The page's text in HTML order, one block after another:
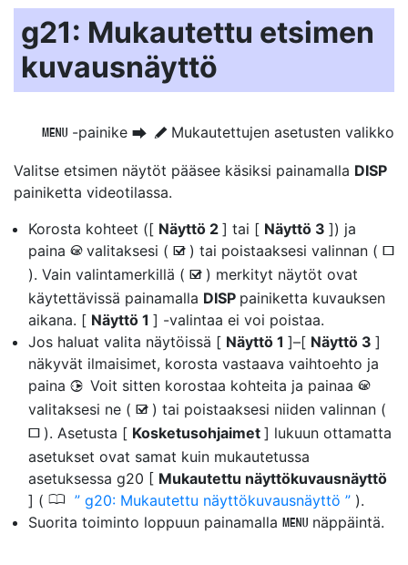
g21: Mukautettu etsimen
kuvausnäyttö
G -painike U A Mukautettujen asetusten valikko
Valitse etsimen näytöt pääsee käsiksi painamalla DISP
painiketta videotilassa.
Korosta kohteet ([ Näyttö 2 ] tai [ Näyttö 3 ]) ja
paina J valitaksesi ( M ) tai poistaaksesi valinnan ( U
). Vain valintamerkillä ( M ) merkityt näytöt ovat
käytettävissä painamalla DISP painiketta kuvauksen
aikana. [ Näyttö 1 ] -valintaa ei voi poistaa.
Jos haluat valita näytöissä [ Näyttö 1 ]–[ Näyttö 3 ]
näkyvät ilmaisimet, korosta vastaava vaihtoehto ja
paina 2 Voit sitten korostaa kohteita ja painaa J
valitaksesi ne ( M ) tai poistaaksesi niiden valinnan (
U ). Asetusta [ Kosketusohjaimet ] lukuun ottamatta
asetukset ovat samat kuin mukautetussa
asetuksessa g20 [ Mukautettu näyttökuvausnäyttö
] ( 0 g20: Mukautettu näyttökuvausnäyttö
).
Suorita toiminto loppuun painamalla G näppäintä.